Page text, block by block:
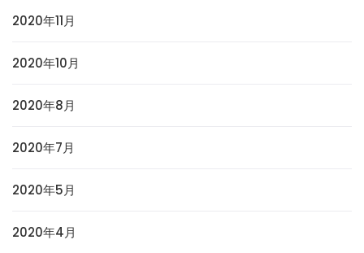
2020年11月
2020年10月
2020年8月
2020年7月
2020年5月
2020年4月